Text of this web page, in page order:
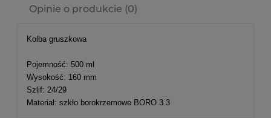
Opinie o produkcie (0)
Kolba gruszkowa
Pojemność: 500 ml
Wysokość: 160 mm
Szlif: 24/29
Materiał: szkło borokrzemowe BORO 3.3